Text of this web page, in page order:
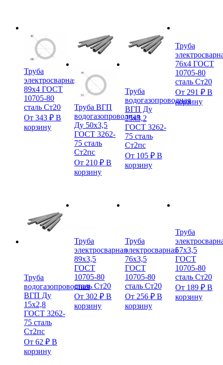
Труба
электросварная
89х4 ГОСТ
10705-80
сталь Ст20
От 343 ₽ В
корзину
Труба ВГП
водогазопроводная
Ду 50х3,5
ГОСТ 3262-
75 сталь
Ст2пс
От 210₽ В
корзину
Труба
водогазопроводная
ВГП Ду
25х3,2
ГОСТ 3262-
75 сталь
Ст2пс
От 105 ₽ В
корзину
Труба
76х4 ГОСТ
10705-80
сталь Ст20
От 291 ₽ В
корзину
Труба
водогазопроводная
ВГП Ду
15х2,8
ГОСТ 3262-
75 сталь
Ст2пс
От 62 ₽ В
корзину
Труба
электросварная
89х3,5
ГОСТ
10705-80
сталь Ст20
От302₽ В
корзину
Труба
электросварная
76х3,5
ГОСТ
10705-80
сталь Ст20
От 256 ₽ В
корзину
Труба
57х3,5
ГОСТ
10705-80
сталь Ст20
От 189 ₽ В
корзину